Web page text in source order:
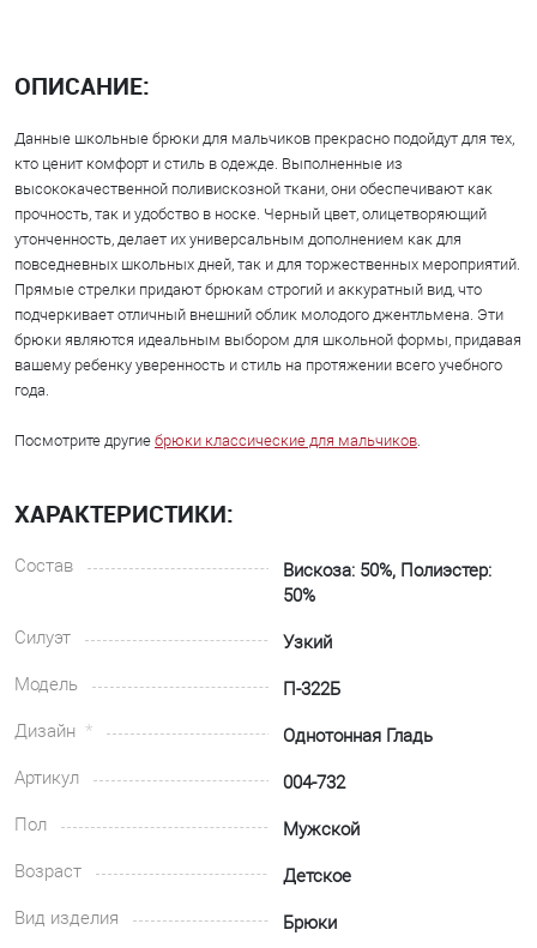
ОПИСАНИЕ:
Данные школьные брюки для мальчиков прекрасно подойдут для тех,
кто ценит комфорт и стиль в одежде. Выполненные из
высококачественной поливискозной ткани, они обеспечивают как
прочность, так и удобство в носке. Черный цвет, олицетворяющий
утонченность, делает их универсальным дополнением как для
повседневных школьных дней, так и для торжественных мероприятий.
Прямые стрелки придают брюкам строгий и аккуратный вид, что
подчеркивает отличный внешний облик молодого джентльмена. Эти
брюки являются идеальным выбором для школьной формы, придавая
вашему ребенку уверенность и стиль на протяжении всего учебного
года.
Посмотрите другие брюки классические для мальчиков.
ХАРАКТЕРИСТИКИ:
Состав
Вискоза: 50%, Полиэстер:
50%
Силуэт
Узкий
Модель
П-322Б
Дизайн
Однотонная Гладь
Артикул
004-732
Пол
Мужской
Возраст
Детское
Вид изделия
Брюки